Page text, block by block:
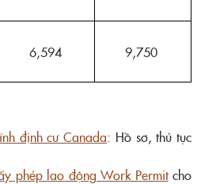
6,594 9,750
định cư Canada: Hồ sơ, thủ tục
phép lao động Work Permitcho